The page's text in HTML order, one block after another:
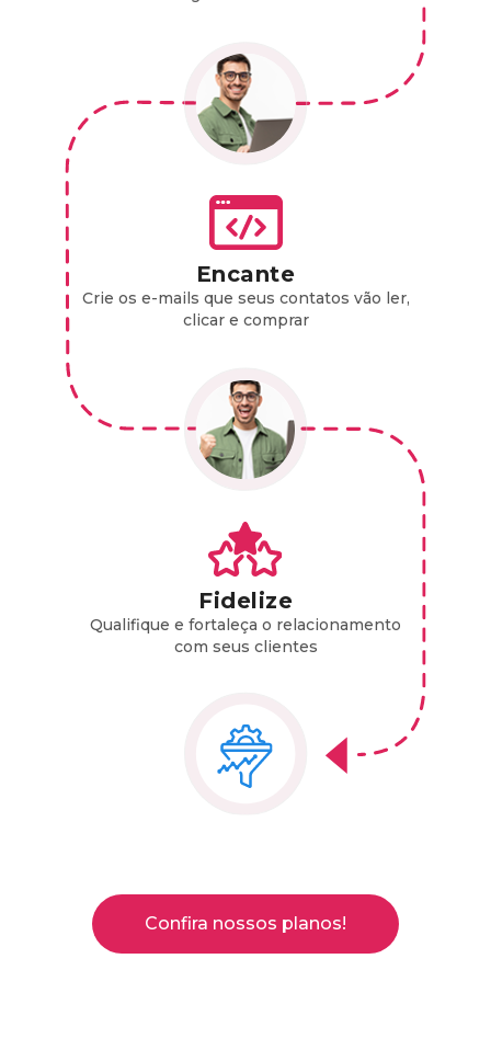
Encante
Crie os e-mails que seus contatos vão ler,
clicar e comprar
Fidelize
Qualifique e fortaleça o relacionamento
com seus clientes
Confira nossos planos!